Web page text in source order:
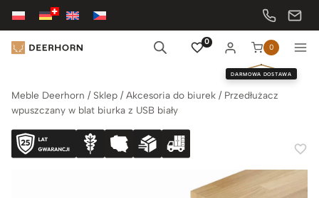
Przejdź
treści
0
0
DARMOWA DOSTAWA
Meble Deerhorn / Sklep /Akcesoria do biurek / Przedłużacz
wpuszczany w blat biurka z USB biały